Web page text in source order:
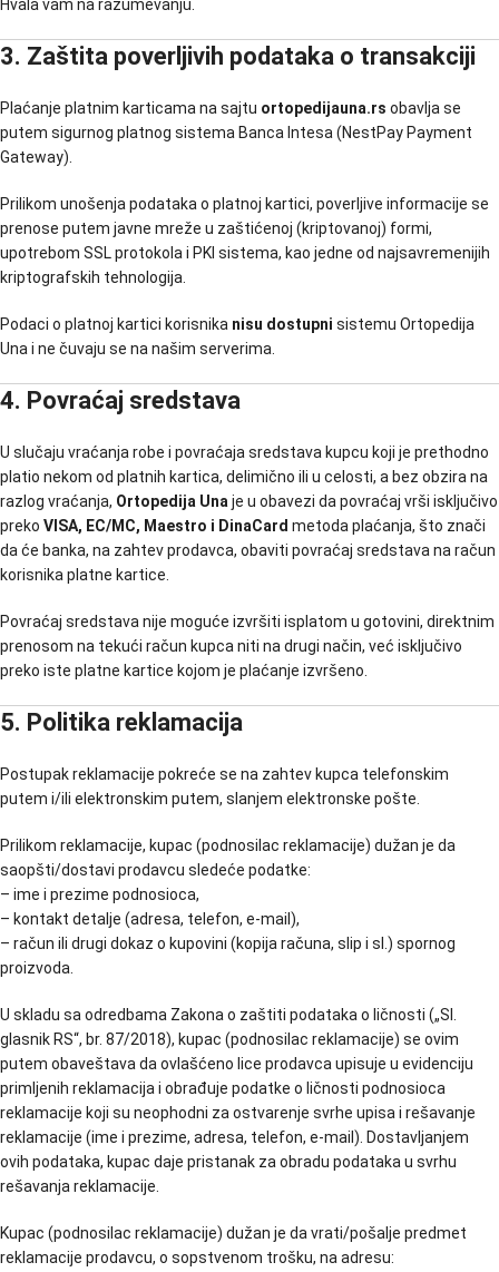
Hvala vam na razumevanju.
3. Zaštita poverljivih podataka o transakciji
Plaćanje platnim karticama na sajtu ortopedijauna.rs obavlja se
putem sigurnog platnog sistema Banca Intesa (NestPay Payment
Gateway).
Prilikom unošenja podataka o platnoj kartici, poverljive informacije se
prenose putem javne mreže u zaštićenoj (kriptovanoj) formi,
upotrebom SSL protokola i PKI sistema, kao jedne od najsavremenijih
kriptografskih tehnologija.
Podaci o platnoj kartici korisnika nisu dostupni sistemu Ortopedija
Una i ne čuvaju se na našim serverima.
4. Povraćaj sredstava
U slučaju vraćanja robe i povraćaja sredstava kupcu koji je prethodno
platio nekom od platnih kartica, delimično ili u celosti, a bez obzira na
razlog vraćanja, Ortopedija Una je u obavezi da povraćaj vrši isključivo
preko VISA, EC/MC, Maestro i DinaCard metoda plaćanja, što znači
da će banka, na zahtev prodavca, obaviti povraćaj sredstava na račun
korisnika platne kartice.
Povraćaj sredstava nije moguće izvršiti isplatom u gotovini, direktnim
prenosom na tekući račun kupca niti na drugi način, već isključivo
preko iste platne kartice kojom je plaćanje izvršeno.
5. Politika reklamacija
Postupak reklamacije pokreće se na zahtev kupca telefonskim
putem i/ili elektronskim putem, slanjem elektronske pošte.
Prilikom reklamacije, kupac (podnosilac reklamacije) dužan je da
saopšti/dostavi prodavcu sledeće podatke:
– ime i prezime podnosioca,
– kontakt detalje (adresa, telefon, e-mail),
– račun ili drugi dokaz o kupovini (kopija računa, slip i sl.) spornog
proizvoda.
U skladu sa odredbama Zakona o zaštiti podataka o ličnosti („Sl.
glasnik RS“, br. 87/2018), kupac (podnosilac reklamacije) se ovim
putem obaveštava da ovlašćeno lice prodavca upisuje u evidenciju
primljenih reklamacija i obrađuje podatke o ličnosti podnosioca
reklamacije koji su neophodni za ostvarenje svrhe upisa i rešavanje
reklamacije (ime i prezime, adresa, telefon, e-mail). Dostavljanjem
ovih podataka, kupac daje pristanak za obradu podataka u svrhu
rešavanja reklamacije.
Kupac (podnosilac reklamacije) dužan je da vrati/pošalje predmet
reklamacije prodavcu, o sopstvenom trošku, na adresu: